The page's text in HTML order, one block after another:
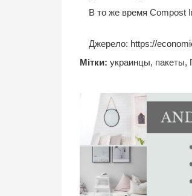
В то же время Compost
Джерело: https://
Мітки: украинцы, пакеты,